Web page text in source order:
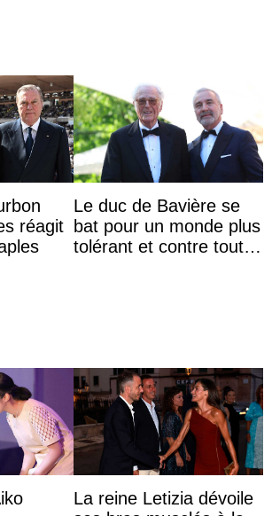
réagit
Le duc de Bavière se
bat pour un monde plus
tolérant et contre toute
La reine Letizia dévoile